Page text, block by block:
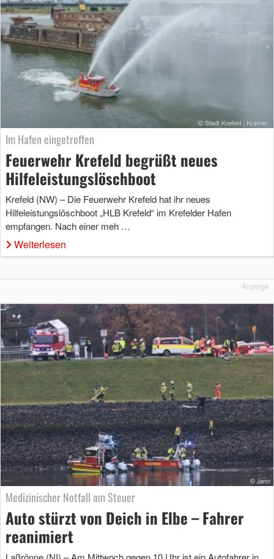
Im Hafen eingetroffen
Feuerwehr Krefeld begrüßt neues
Hilfeleistungslöschboot
Krefeld (NW) – Die Feuerwehr Krefeld hat ihr neues
Hilfeleistungslöschboot „HLB Krefeld“ im Krefelder Hafen
empfangen. Nach einer meh …
Weiterlesen
Anzeige
Medizinischer Notfall am Steuer
Auto stürzt von Deich in Elbe – Fahrer
reanimiert